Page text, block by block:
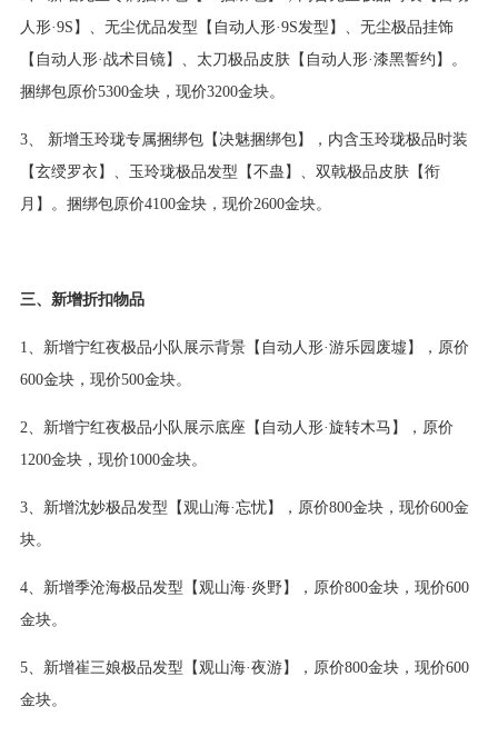
人形·9S】、无尘优品发型【自动人形·9S发型】、无尘极品挂饰
【自动人形·战术目镜】、太刀极品皮肤【自动人形·漆黑誓约】。
捆绑包原价5300金块，现价3200金块。
3、 新增玉玲珑专属捆绑包【决魅捆绑包】，内含玉玲珑极品时装
【玄绶罗衣】、玉玲珑极品发型【不蛊】、双戟极品皮肤【衔
月】。捆绑包原价4100金块，现价2600金块。
三、新增折扣物品
1、新增宁红夜极品小队展示背景【自动人形·游乐园废墟】，原价
600金块，现价500金块。
2、新增宁红夜极品小队展示底座【自动人形·旋转木马】，原价
1200金块，现价1000金块。
3、新增沈妙极品发型【观山海·忘忧】，原价800金块，现价600金
块。
4、新增季沧海极品发型【观山海·炎野】，原价800金块，现价600
金块。
5、新增崔三娘极品发型【观山海·夜游】，原价800金块，现价600
金块。